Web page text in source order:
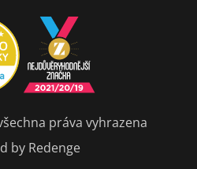
práva vyhrazena
by Redenge